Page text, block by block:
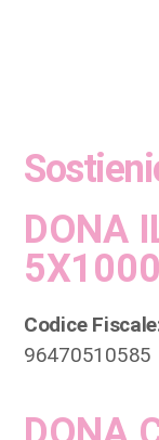
DONA
5X1000
Codice
96470510585